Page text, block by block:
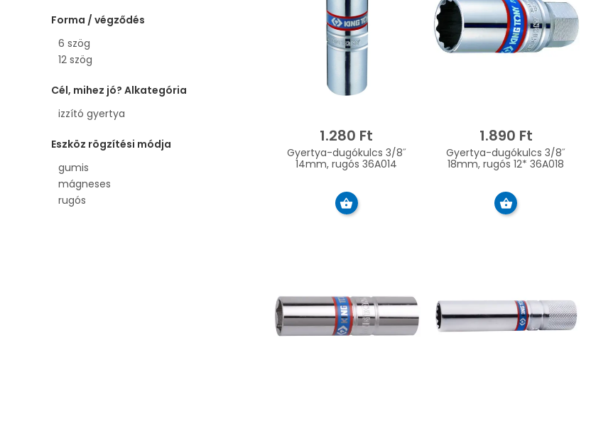
Forma / végződés
6 szög
12 szög
Cél, mihez jó? Alkategória
izzító gyertya
Eszköz rögzítési módja
gumis
mágneses
rugós
1.280 Ft
Gyertya-dugókulcs 3/8˝
14mm, rugós 36A014
1.890 Ft
Gyertya-dugókulcs 3/8˝
18mm, rugós 12* 36A018